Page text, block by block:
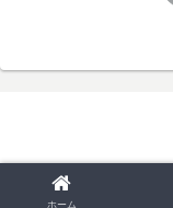
ホーム